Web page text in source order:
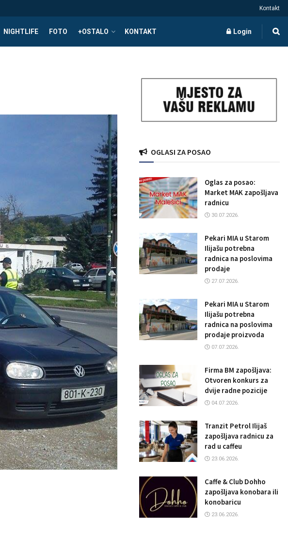
Kontakt
NIGHTLIFE FOTO +OSTALO KONTAKT Login
OGLASI ZA POSAO
Oglas za posao:
Market MAK zapošljava
radnicu
30.07.2026.
Pekari MIA u Starom
Ilijašu potrebna
radnica na poslovima
prodaje
27.07.2026.
Pekari MIA u Starom
Ilijašu potrebna
radnica na poslovima
prodaje proizvoda
07.07.2026.
Firma BM zapošljava:
Otvoren konkurs za
dvije radne pozicije
04.07.2026.
Tranzit Petrol Ilijaš
zapošljava radnicu za
rad u caffeu
23.06.2026.
Caffe & Club Dohho
zapošljava konobara ili
konobaricu
23.06.2026.